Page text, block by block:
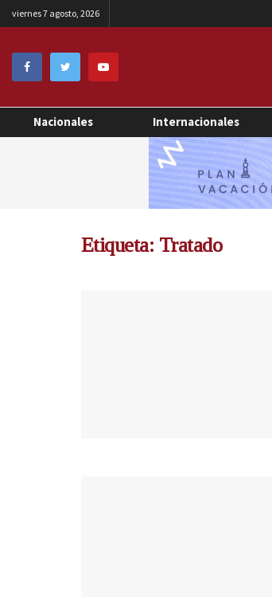
viernes 7 agosto, 2026
Nacionales Internacionales
Etiqueta: Tratado